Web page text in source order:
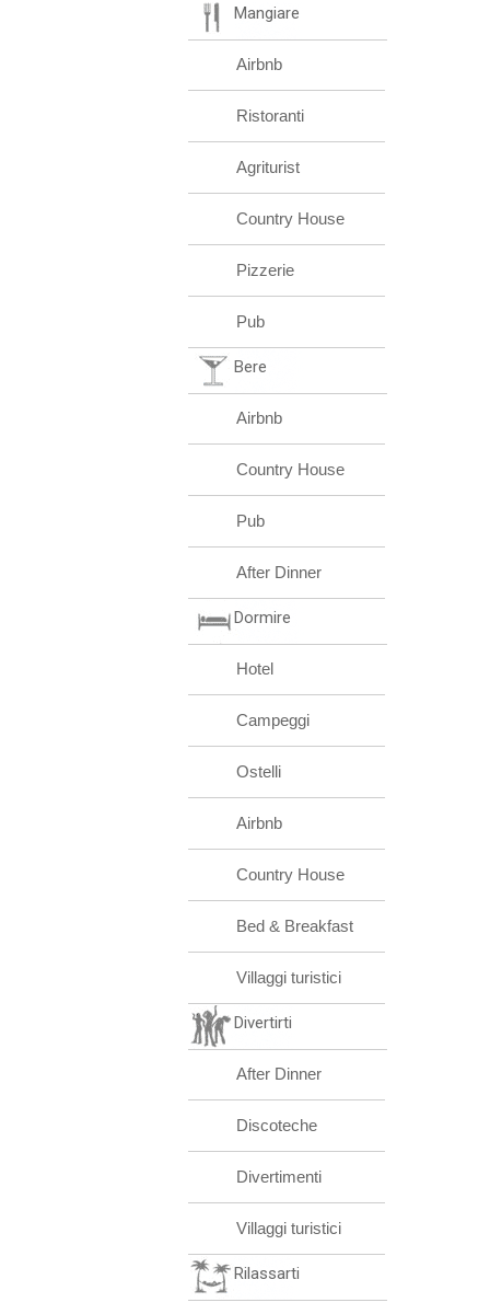
Mangiare
Airbnb
Ristoranti
Agriturist
Country House
Pizzerie
Pub
Bere
Airbnb
Country House
Pub
After Dinner
Dormire
Hotel
Campeggi
Ostelli
Airbnb
Country House
Bed & Breakfast
Villaggi turistici
Divertirti
After Dinner
Discoteche
Divertimenti
Villaggi turistici
Rilassarti